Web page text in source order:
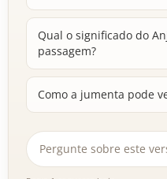
Qual o significado do
passagem?
Como a jumenta pode